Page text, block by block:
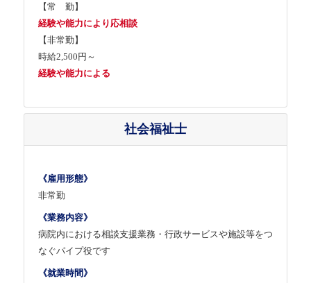
【常 勤】
経験や能力により応相談
【非常勤】
時給2,500円～
経験や能力による
社会福祉士
《雇用形態》
非常勤
《業務内容》
病院内における相談支援業務・行政サービスや施設等をつ
なぐパイプ役です
《就業時間》